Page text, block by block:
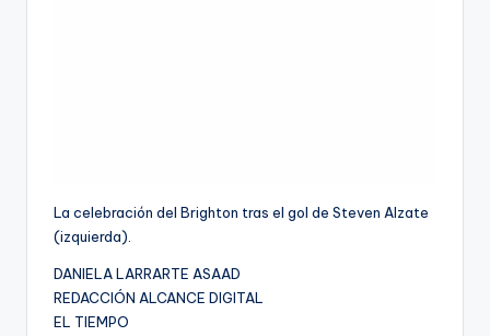
La celebración del Brighton tras el gol de Steven Alzate
(izquierda).
DANIELA LARRARTE ASAAD
REDACCIÓN ALCANCE DIGITAL
EL TIEMPO